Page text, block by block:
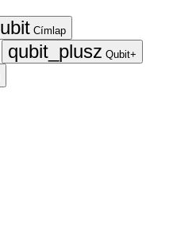
Címlap
Qubit+